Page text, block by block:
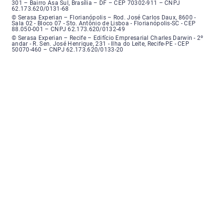
301 – Bairro Asa Sul, Brasília – DF – CEP 70302-911 – CNPJ
62.173.620/0131-68
Serasa Experian - Florianópolis, Endereço: Rodovia José Carlos, número
© Serasa Experian – Florianópolis – Rod. José Carlos Daux, 8600 -
Sala 02 - Bloco 07 - Sto. Antônio de Lisboa - Florianópolis-SC - CEP
88.050-001 – CNPJ 62.173.620/0132-49
Serasa Experian - Recife, Endereço: Edifício Empresarial Charles Darwin,
© Serasa Experian – Recife – Edifício Empresarial Charles Darwin - 2º
andar - R. Sen. José Henrique, 231 - Ilha do Leite, Recife-PE - CEP
50070-460 – CNPJ 62.173.620/0133-20